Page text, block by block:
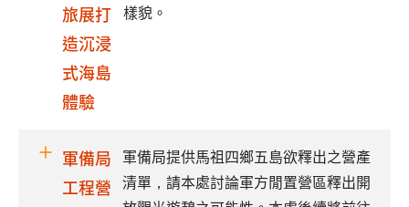
旅展打
造沉浸
式海島
體驗
樣貌。
軍備局
工程營
軍備局提供馬祖四鄉五島欲釋出之營產
清單，請本處討論軍方閒置營區釋出開